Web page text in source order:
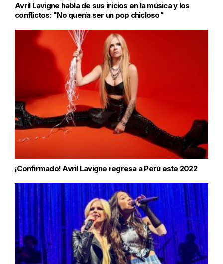
Avril Lavigne habla de sus inicios en la música y los
conflictos: "No quería ser un pop chicloso"
¡Confirmado! Avril Lavigne regresa a Perú este 2022